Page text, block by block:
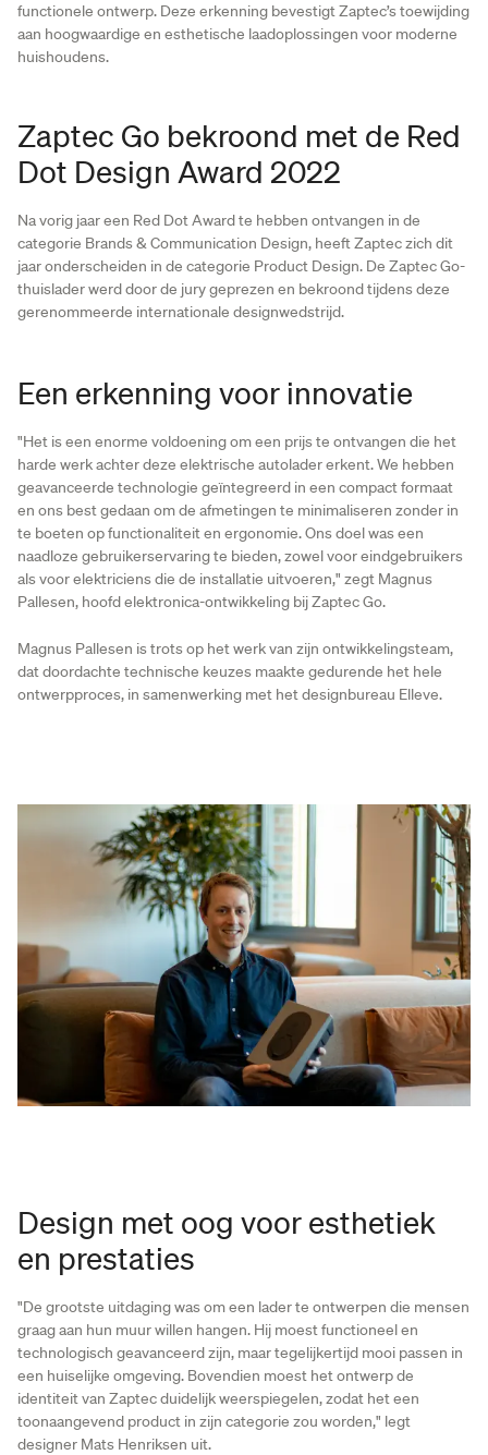
functionele ontwerp. Deze erkenning bevestigt Zaptec’s toewijding
aan hoogwaardige en esthetische laadoplossingen voor moderne
huishoudens.
Zaptec Go bekroond met de Red
Dot Design Award 2022
Na vorig jaar een Red Dot Award te hebben ontvangen in de
categorie Brands & Communication Design, heeft Zaptec zich dit
jaar onderscheiden in de categorie Product Design. De Zaptec Go-
thuislader werd door de jury geprezen en bekroond tijdens deze
gerenommeerde internationale designwedstrijd.
Een erkenning voor innovatie
"Het is een enorme voldoening om een prijs te ontvangen die het
harde werk achter deze elektrische autolader erkent. We hebben
geavanceerde technologie geïntegreerd in een compact formaat
en ons best gedaan om de afmetingen te minimaliseren zonder in
te boeten op functionaliteit en ergonomie. Ons doel was een
naadloze gebruikerservaring te bieden, zowel voor eindgebruikers
als voor elektriciens die de installatie uitvoeren," zegt Magnus
Pallesen, hoofd elektronica-ontwikkeling bij Zaptec Go.
Magnus Pallesen is trots op het werk van zijn ontwikkelingsteam,
dat doordachte technische keuzes maakte gedurende het hele
ontwerpproces, in samenwerking met het designbureau Elleve.
Design met oog voor esthetiek
en prestaties
"De grootste uitdaging was om een lader te ontwerpen die mensen
graag aan hun muur willen hangen. Hij moest functioneel en
technologisch geavanceerd zijn, maar tegelijkertijd mooi passen in
een huiselijke omgeving. Bovendien moest het ontwerp de
identiteit van Zaptec duidelijk weerspiegelen, zodat het een
toonaangevend product in zijn categorie zou worden," legt
designer Mats Henriksen uit.